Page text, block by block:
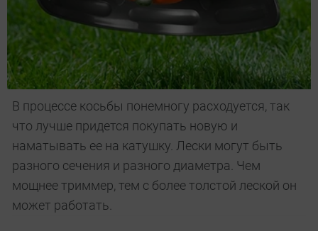
В процессе косьбы понемногу расходуется, так
что лучше придется покупать новую и
наматывать ее на катушку. Лески могут быть
разного сечения и разного диаметра. Чем
мощнее триммер, тем с более толстой леской он
может работать.